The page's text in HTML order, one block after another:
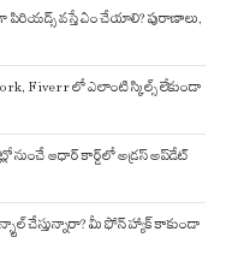
పిరియడ్స్ వస్తే ఏం చేయాలి? పురాణాలు,
Fiverr లో ఎలాంటి స్కిల్స్ లేకుండా
నుంచే ఆధార్ కార్డ్‌లో అడ్రస్ అప్‌డేట్
చేస్తున్నారా? మీ ఫోన్ హ్యాక్ కాకుండా